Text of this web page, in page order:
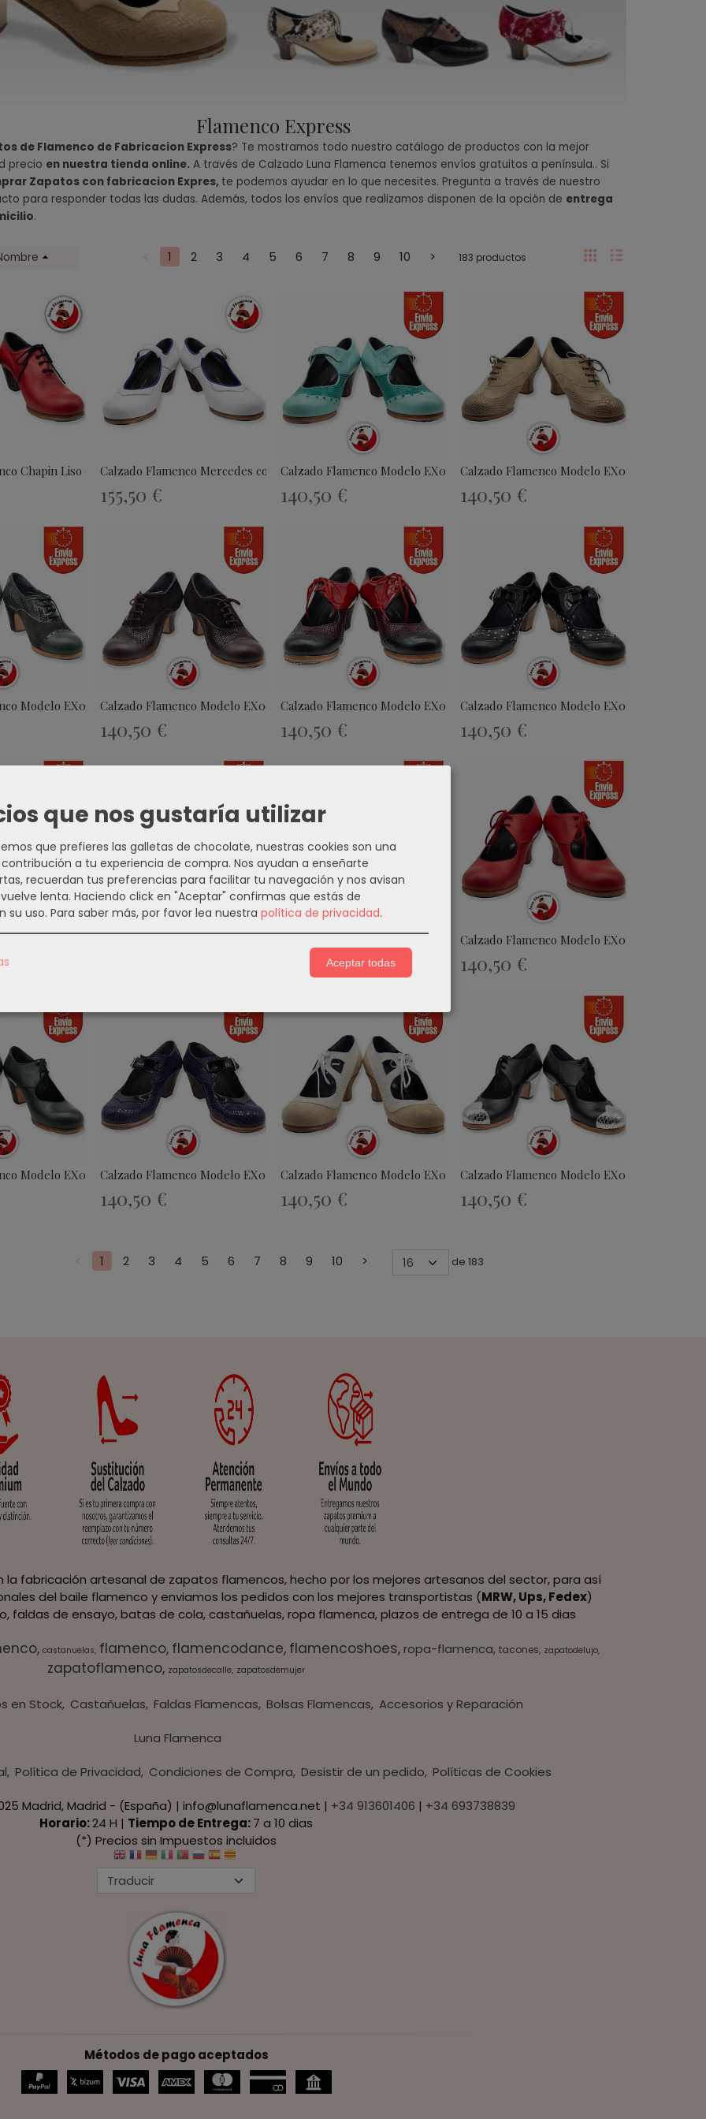
Flamenco Express
de Flamenco de Fabricacion Express? Te mostramos todo nuestro catálogo de productos con la mejor
precio en nuestra tienda online. A través de Calzado Luna Flamenca tenemos envíos gratuitos a península.. Si
Zapatos con fabricacion Expres, te podemos ayudar en lo que necesites. Pregunta a través de nuestro
para responder todas las dudas. Además, todos los envíos que realizamos disponen de la opción de entrega
.
1 2 3 4 5 6 7 8 9 10 > 183 productos
Chapin Liso con...Calzado Flamenco Mercedes con Glitter
155,50 €
Calzado Flamenco Modelo EX001
140,50 €
Calzado Flamenco Modelo EX002
140,50 €
Modelo EX003 Calzado Flamenco Modelo EX004
140,50 €
Calzado Flamenco Modelo EX005
140,50 €
Calzado Flamenco Modelo EX006
140,50 €
140,50 €
Calzado Flamenco Modelo EX010
140,50 €
Modelo EX011 Calzado Flamenco Modelo EX012
140,50 €
Calzado Flamenco Modelo EX013
140,50 €
Calzado Flamenco Modelo EX014
140,50 €
1 2 3 4 5 6 7 8 9 10 > de 183
la fabricación artesanal de zapatos flamencos, hecho por los mejores artesanos del sector, para así
del baile flamenco y enviamos los pedidos con los mejores transportistas (MRW, Ups, Fedex)
faldas de ensayo, batas de cola, castañuelas, ropa flamenca, plazos de entrega de 10 a 15 dias
castanuelas flamenco flamencodance flamencoshoes ropa-flamenca tacones zapatodelujo
zapatoflamenco zapatosdecalle zapatosdemujer
en Stock Castañuelas Faldas Flamencas Bolsas Flamencas Accesorios y Reparación
Luna Flamenca
Política de Privacidad Condiciones de Compra Desistir de un pedido Políticas de Cookies
Madrid, Madrid - (España) | info@lunaflamenca.net | +34 913601406 | +34 693738839
Horario:24 H | Tiempo de Entrega:7 a 10 dias
(*) Precios sin Impuestos incluidos
Métodos de pago aceptados
que nos gustaría utilizar
que prefieres las galletas de chocolate, nuestras cookies son una
a tu experiencia de compra. Nos ayudan a enseñarte
recuerdan tus preferencias para facilitar tu navegación y nos avisan
lenta. Haciendo click en "Aceptar" confirmas que estás de
su uso. Para saber más, por favor lea nuestra política de privacidad.
Aceptar todas